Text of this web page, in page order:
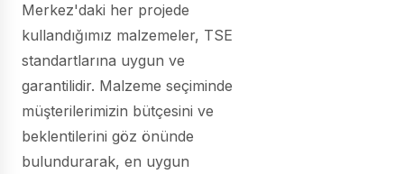
Merkez'daki her projede
kullandığımız malzemeler, TSE
standartlarına uygun ve
garantilidir. Malzeme seçiminde
müşterilerimizin bütçesini ve
beklentilerini göz önünde
bulundurarak, en uygun